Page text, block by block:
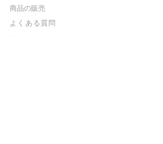
​商品の販売
よくある質問
​運営からのお知らせ